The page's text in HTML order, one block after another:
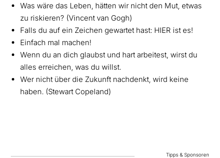
Was wäre das Leben, hätten wir nicht den Mut, etwas
zu riskieren? (Vincent van Gogh)
Falls du auf ein Zeichen gewartet hast: HIER ist es!
Einfach mal machen!
Wenn du an dich glaubst und hart arbeitest, wirst du
alles erreichen, was du willst.
Wer nicht über die Zukunft nachdenkt, wird keine
haben. (Stewart Copeland)
Tipps & Sponsoren